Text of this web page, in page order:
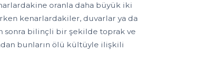
oranla daha büyük iki
kenarlardakiler, duvarlar ya da
sonra bilinçli bir şekilde toprak ve
bunların ölü kültüyle ilişkili